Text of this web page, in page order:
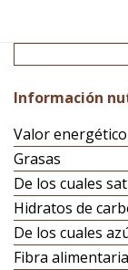
Información
Valor energético
Grasas
De los cuales
Hidratos de
De los cuales
Fibra alimentaria